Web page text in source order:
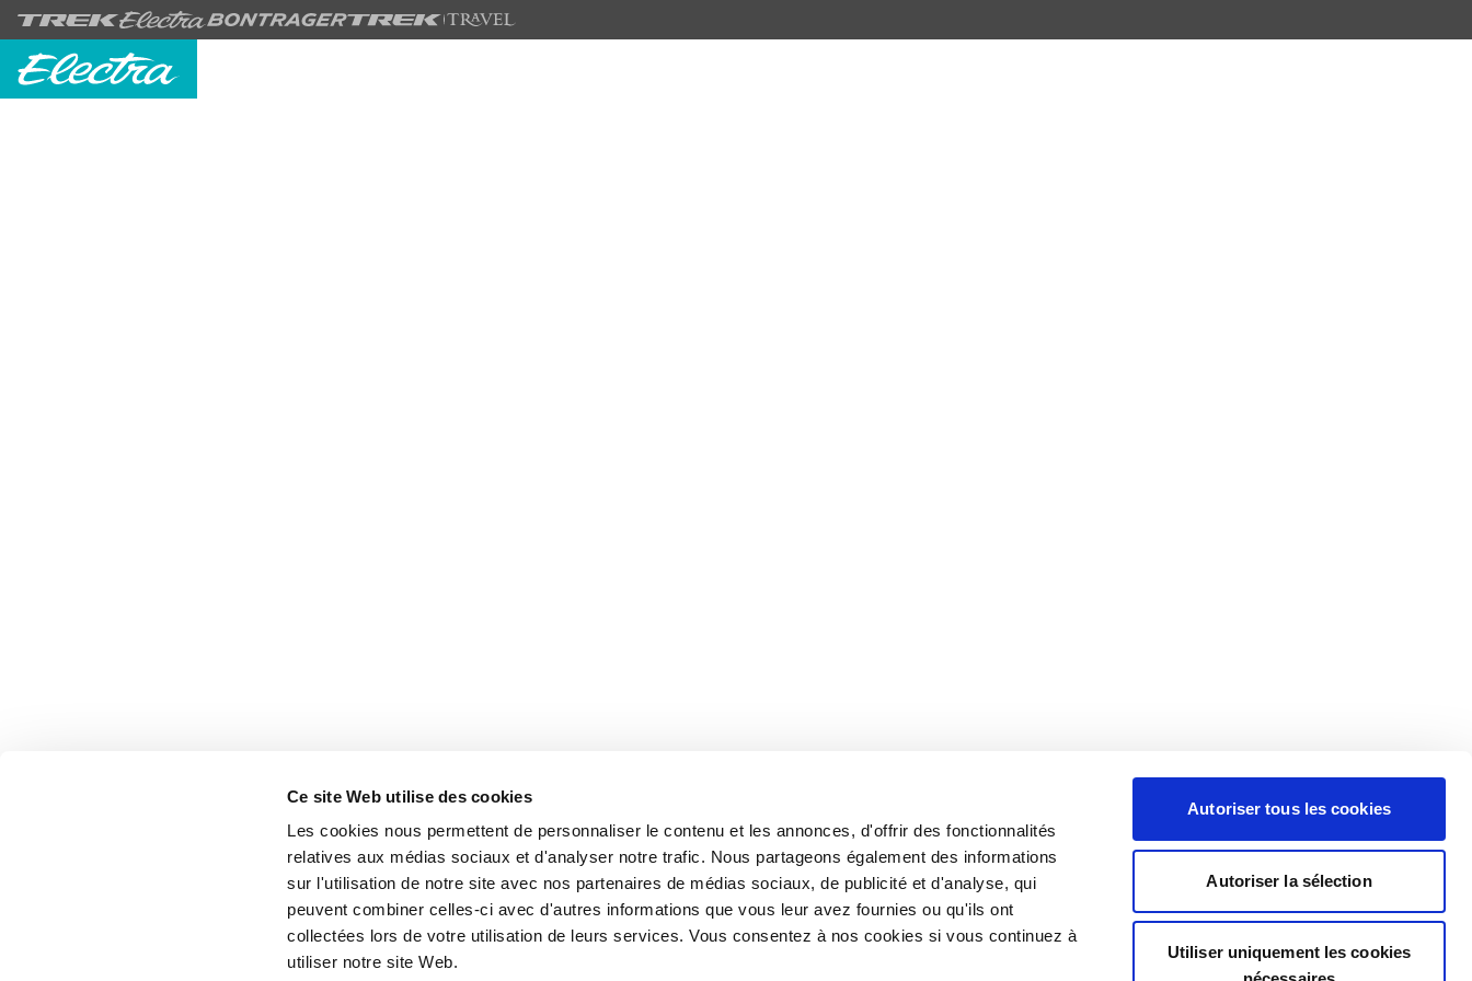
Ce site Web utilise des cookies
Les cookies nous permettent de personnaliser le contenu et les annonces, d'offrir des fonctionnalités
relatives aux médias sociaux et d'analyser notre trafic. Nous partageons également des informations
sur l'utilisation de notre site avec nos partenaires de médias sociaux, de publicité et d'analyse, qui
peuvent combiner celles-ci avec d'autres informations que vous leur avez fournies ou qu'ils ont
collectées lors de votre utilisation de leurs services. Vous consentez à nos cookies si vous continuez à
utiliser notre site Web.
Autoriser tous les cookies
Autoriser la sélection
Utiliser uniquement les cookies